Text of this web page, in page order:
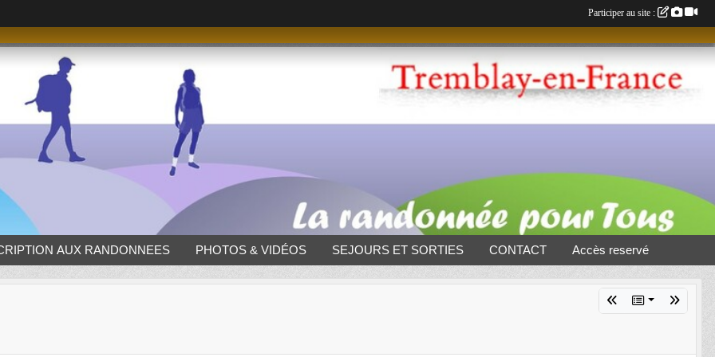
AUX RANDONNEES PHOTOS & VIDÉOS SEJOURS ET SORTIES CONTACT Accès reservé
Participer au site :